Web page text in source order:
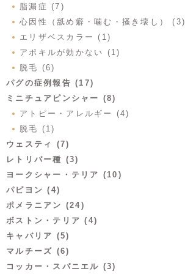
脂漏症 (7)
心因性（舐め癖・噛む・掻き壊し） (3)
エリザベスカラー (1)
アポキルが効かない (1)
脱毛 (6)
パグの症例報告 (17)
ミニチュアピンシャー (8)
アトピー・アレルギー (4)
脱毛 (1)
ウェスティ (7)
レトリバー種 (3)
ヨークシャー・テリア (10)
パピヨン (4)
ポメラニアン (24)
ボストン・テリア (4)
キャバリア (5)
マルチーズ (6)
コッカー・スパニエル (3)